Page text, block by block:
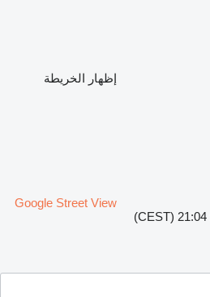
إظهار الخريطة
Google Street View